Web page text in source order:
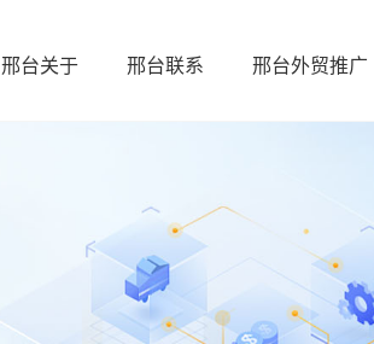
邢台关于 邢台联系 邢台外贸推广